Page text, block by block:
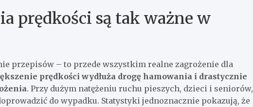
prędkości są tak ważne w
przepisów – to przede wszystkim realne zagrożenie dla
prędkości wydłuża drogę hamowania i drastycznie
. Przy dużym natężeniu ruchu pieszych, dzieci i seniorów,
do wypadku. Statystyki jednoznacznie pokazują, że